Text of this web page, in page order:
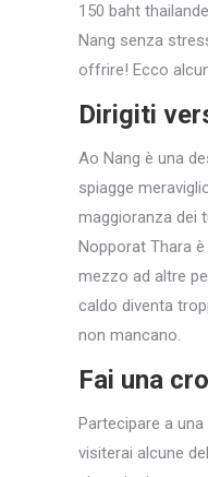
150 baht
Nang senza
offrire! Ecco
Dirigiti
Ao Nang è una
spiagge
maggioranza dei
Nopporat Thara è
mezzo ad altre
caldo diventa
non mancano.
Fai una
Partecipare a
visiterai alcune